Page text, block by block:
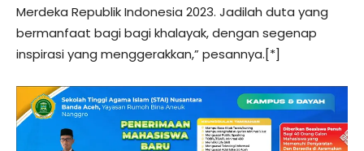
Merdeka Republik Indonesia 2023. Jadilah duta yang
bermanfaat bagi bagi khalayak, dengan segenap
inspirasi yang menggerakkan,” pesannya.[*]